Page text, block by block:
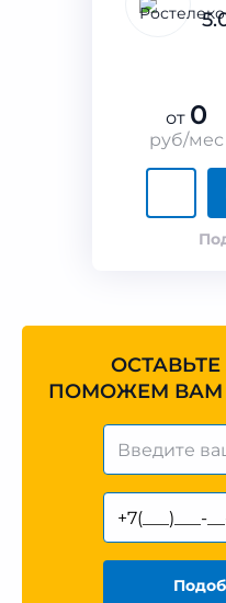
от 0
руб/мес
ПОМОЖЕМ ВАМ